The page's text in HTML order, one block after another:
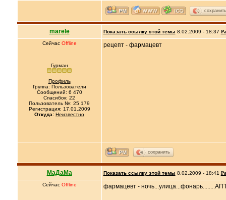
сохранить
marele Показать ссылку этой темы 8.02.2009 - 18:37
Сейчас Offline
Гурман
Профиль
Группа: Пользователи
Сообщений: 6 470
Спасибок: 22
Пользователь №: 25 179
Регистрация: 17.01.2009
Откуда: Неизвестно
рецепт - фармацевт
сохранить
МаДаМа Показать ссылку этой темы 8.02.2009 - 18:41
Сейчас Offline фармацевт -